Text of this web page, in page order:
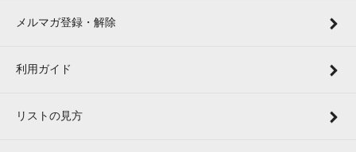
メルマガ登録・解除
利用ガイド
リストの見方